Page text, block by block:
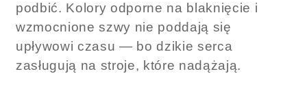
podbić. Kolory odporne na blaknięcie i
wzmocnione szwy nie poddają się
upływowi czasu — bo dzikie serca
zasługują na stroje, które nadążają.